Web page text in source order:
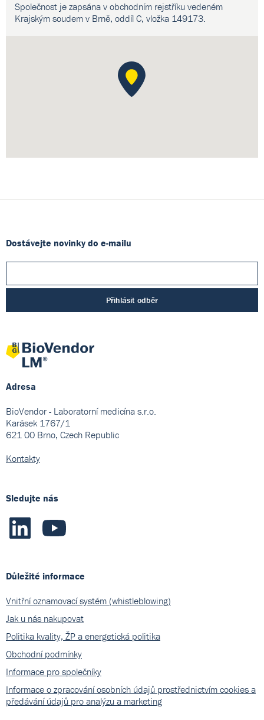
Společnost je zapsána v obchodním rejstříku vedeném
Krajským soudem v Brně, oddíl C, vložka 149173.
Dostávejte novinky do e-mailu
Přihlásit odběr
Adresa
BioVendor - Laboratorní medicína s.r.o.
Karásek 1767/1
621 00 Brno, Czech Republic
Kontakty
Sledujte nás
Důležité informace
Vnitřní oznamovací systém (whistleblowing)
Jak u nás nakupovat
Politika kvality, ŽP a energetická politika
Obchodní podmínky
Informace pro společníky
Informace o zpracování osobních údajů prostřednictvím cookies a
předávání údajů pro analýzu a marketing